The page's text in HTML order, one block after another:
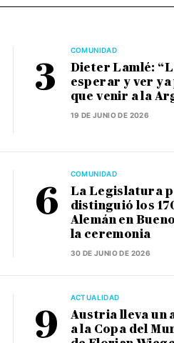
COMUNIDAD
Dieter Lamlé:
esperar y ver ya
que venir a la
19 DE JUNIO DE 2026
COMUNIDAD
La Legislatura
distinguió los
Alemán en
la ceremonia
30 DE JUNIO DE 2026
ACTUALIDAD
Austria lleva un
a la Copa del